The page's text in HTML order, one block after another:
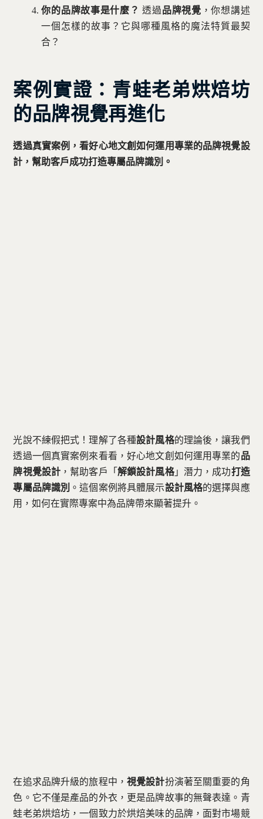
你的品牌故事是什麼？ 透過品牌視覺 ，你想講述
一個怎樣的故事？它與哪種風格的魔法特質最契
合？
案例實證：青蛙老弟烘焙坊
的品牌視覺再進化
透過真實案例，看好心地文創如何運用專業的品牌視覺設
計，幫助客戶成功打造專屬品牌識別。
光說不練假把式！理解了各種設計風格的理論後，讓我們
透過一個真實案例來看看，好心地文創如何運用專業的品
牌視覺設計 ，幫助客戶「 解鎖設計風格」潛力，成功打造
專屬品牌識別 。這個案例將具體展示設計風格的選擇與應
用，如何在實際專案中為品牌帶來顯著提升。
在追求品牌升級的旅程中， 視覺設計扮演著至關重要的角
色。它不僅是產品的外衣，更是品牌故事的無聲表達。青
蛙老弟烘焙坊，一個致力於烘焙美味的品牌，面對市場競